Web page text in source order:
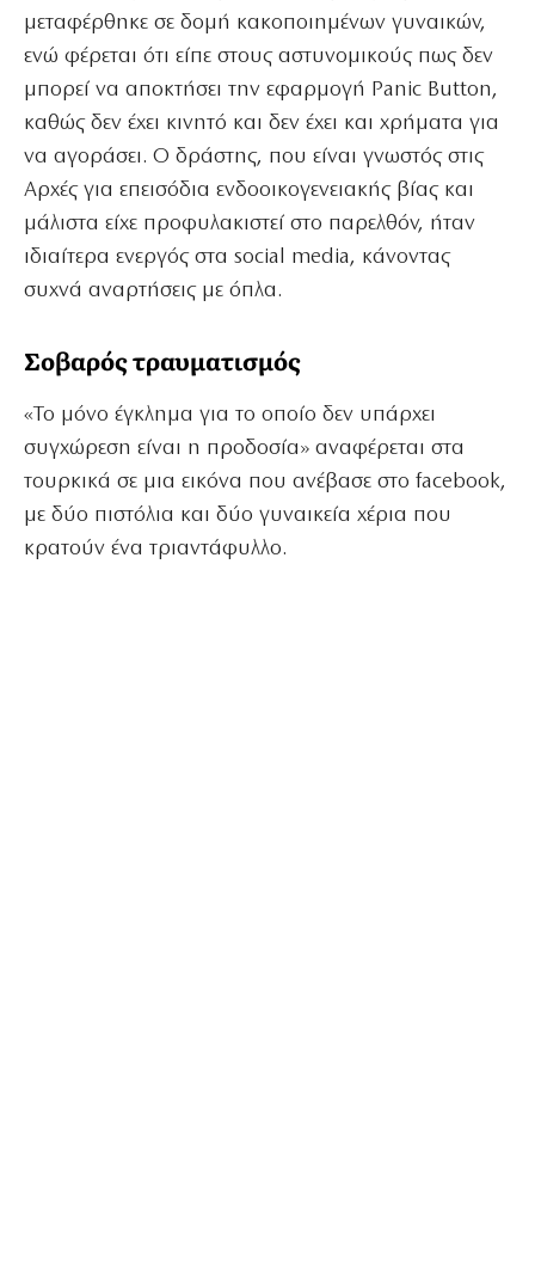
μεταφέρθηκε σε δομή κακοποιημένων γυναικών,
ενώ φέρεται ότι είπε στους αστυνομικούς πως δεν
μπορεί να αποκτήσει την εφαρμογή Panic Button,
καθώς δεν έχει κινητό και δεν έχει και χρήματα για
να αγοράσει. Ο δράστης, που είναι γνωστός στις
Αρχές για επεισόδια ενδοοικογενειακής βίας και
μάλιστα είχε προφυλακιστεί στο παρελθόν, ήταν
ιδιαίτερα ενεργός στα social media, κάνοντας
συχνά αναρτήσεις με όπλα.
Σοβαρός τραυματισμός
«Το μόνο έγκλημα για το οποίο δεν υπάρχει
συγχώρεση είναι η προδοσία» αναφέρεται στα
τουρκικά σε μια εικόνα που ανέβασε στο facebook,
με δύο πιστόλια και δύο γυναικεία χέρια που
κρατούν ένα τριαντάφυλλο.